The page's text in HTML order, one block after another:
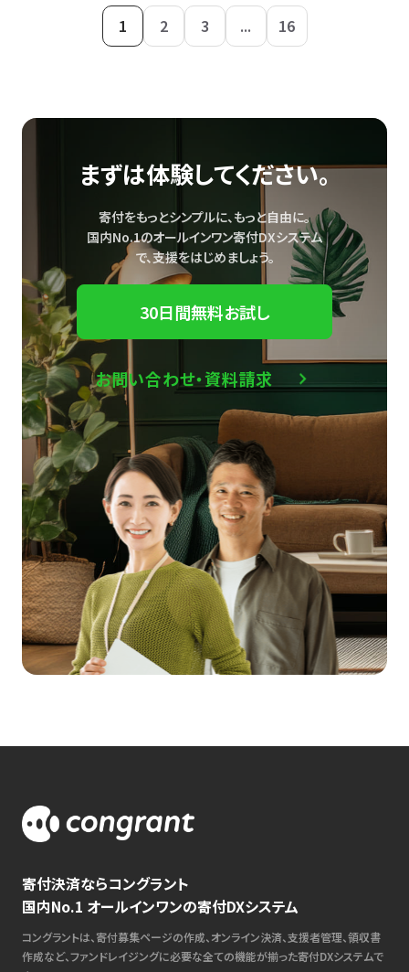
1 2 3 ... 16
まずは体験してください。
寄付をもっとシンプルに、もっと自由に。
国内No.1のオールインワン寄付DXシステム
で、支援をはじめましょう。
30日間無料お試し
お問い合わせ・資料請求
寄付決済ならコングラント
国内No.1 オールインワンの寄付DXシステム
コングラントは、寄付募集ページの作成、オンライン決済、支援者管理、領収書
作成など、ファンドレイジングに必要な全ての機能が揃った寄付DXシステムで